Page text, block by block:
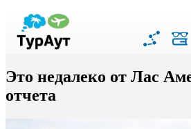
Это недалеко от Лас
отчета